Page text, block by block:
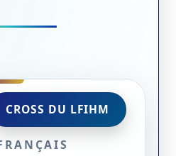
CROSS DU LFIHM